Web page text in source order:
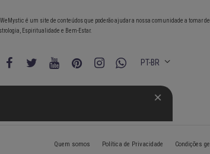
é um site de conteúdos que poderão ajudar a nossa comunidade a tomar
Espiritualidade e Bem-Estar.
PT-BR
Quem somos Política de Privacidade Condições